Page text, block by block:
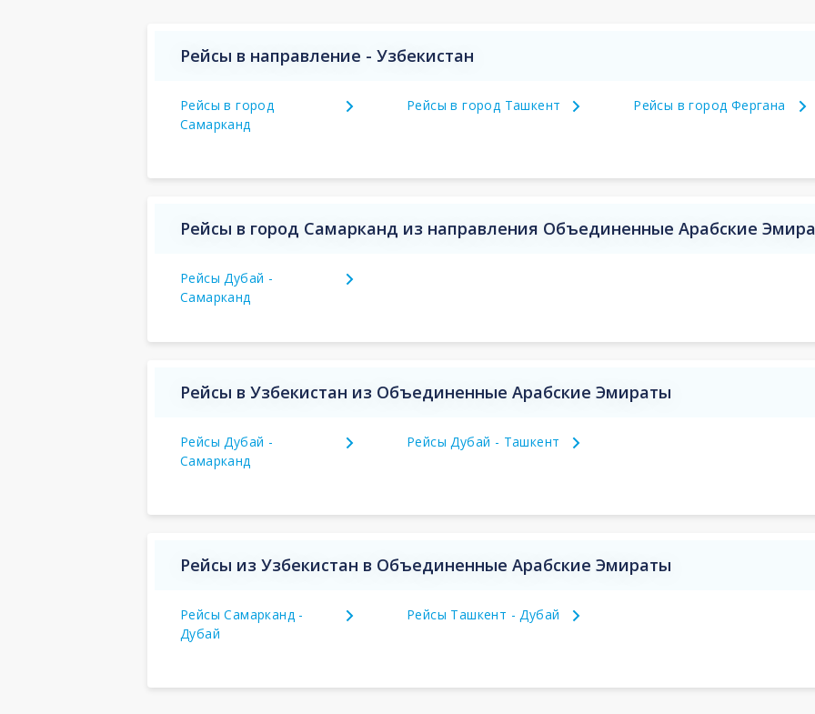
Рейсы в направление - Узбекистан
Рейсы в город
Самарканд
Рейсы в город Ташкент Рейсы в город Фергана
Рейсы в город Самарканд из направления Объединенные Арабские
Рейсы Дубай -
Самарканд
Рейсы в Узбекистан из Объединенные Арабские Эмираты
Рейсы Дубай -
Самарканд
Рейсы Дубай - Ташкент
Рейсы из Узбекистан в Объединенные Арабские Эмираты
Рейсы Самарканд -
Дубай
Рейсы Ташкент - Дубай